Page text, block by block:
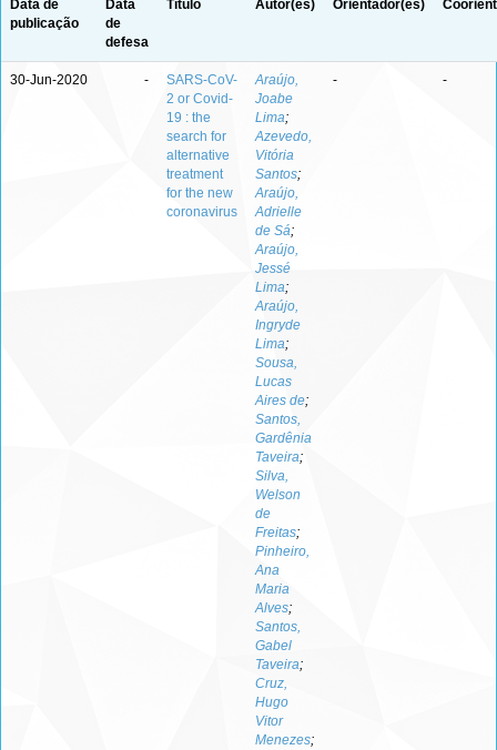
Data de
publicação
Data
de
defesa
Título Autor(es) Orientador(es)
30-Jun-2020 -
SARS-CoV-
2 or Covid-
19 : the
search for
alternative
treatment
for the new
coronavirus
Araújo,
Joabe
Lima;
Azevedo,
Vitória
Santos;
Araújo,
Adrielle
de Sá;
Araújo,
Jessé
Lima;
Araújo,
Ingryde
Lima;
Sousa,
Lucas
Aires de;
Santos,
Gardênia
Taveira;
Silva,
Welson
de
Freitas;
Pinheiro,
Ana
Maria
Alves;
Santos,
Gabel
Taveira;
Cruz,
Hugo
Vitor
Menezes;
- -